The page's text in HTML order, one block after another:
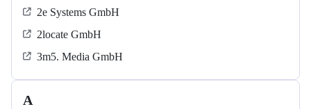
2e Systems GmbH
2locate GmbH
3m5. Media GmbH
A